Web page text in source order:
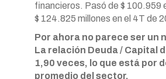
financieros. Pasó de $ 100.959
$ 124.825 millones en el 4T de
Por ahora no parece ser un
La relación Deuda / Capital
1,90 veces, lo que está por
promedio del sector.